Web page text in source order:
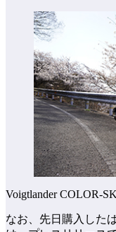
Voigtlander COLOR-
なお、先日購入した